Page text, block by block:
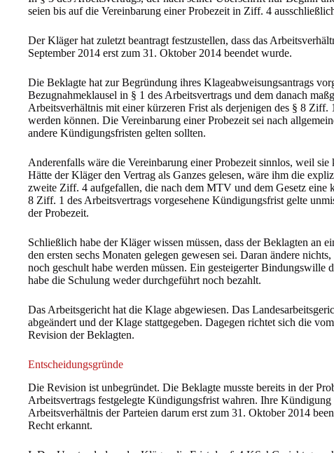
seien bis auf die Vereinbarung einer Probezeit in Ziff. 4
Der Kläger hat zuletzt beantragt festzustellen, dass das
September 2014 erst zum 31. Oktober 2014 beendet wurde.
Die Beklagte hat zur Begründung ihres Klageabweisungsantrags
Bezugnahmeklausel in § 1 des Arbeitsvertrags und dem danach
Arbeitsverhältnis mit einer kürzeren Frist als derjenigen des § 8 Ziff.
werden können. Die Vereinbarung einer Probezeit sei nach
andere Kündigungsfristen gelten sollten.
Anderenfalls wäre die Vereinbarung einer Probezeit sinnlos, weil sie
Hätte der Kläger den Vertrag als Ganzes gelesen, wäre ihm die
zweite Ziff. 4 aufgefallen, die nach dem MTV und dem Gesetz
8 Ziff. 1 des Arbeitsvertrags vorgesehene Kündigungsfrist gelte
der Probezeit.
Schließlich habe der Kläger wissen müssen, dass der Beklagten an
den ersten sechs Monaten gelegen gewesen sei. Daran ändere
noch geschult habe werden müssen. Ein gesteigerter Bindungswille
habe die Schulung weder durchgeführt noch bezahlt.
Das Arbeitsgericht hat die Klage abgewiesen. Das
abgeändert und der Klage stattgegeben. Dagegen richtet sich die
Revision der Beklagten.
Entscheidungsgründe
Die Revision ist unbegründet. Die Beklagte musste bereits in der
Arbeitsvertrags festgelegte Kündigungsfrist wahren. Ihre Kündigung
Arbeitsverhältnis der Parteien darum erst zum 31. Oktober 2014
Recht erkannt.